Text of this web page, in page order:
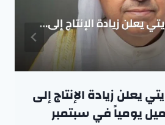
يعلن زيادة الإنتاج إلى